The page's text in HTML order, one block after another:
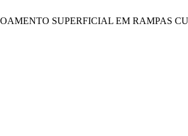
SUPERFICIAL EM RAMPAS